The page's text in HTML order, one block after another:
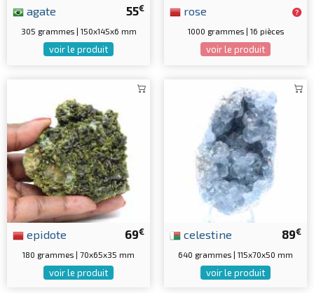
55€
agate
305 grammes | 150x145x6 mm
voir le produit
rose
1000 grammes | 16 pièces
voir le produit
69€
epidote
180 grammes | 70x65x35 mm
voir le produit
89€
celestine
640 grammes | 115x70x50 mm
voir le produit